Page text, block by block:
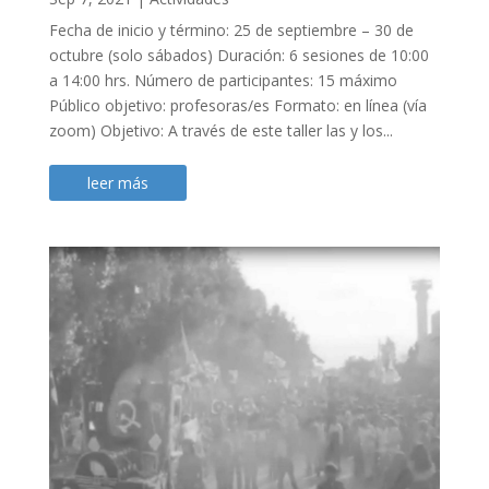
Fecha de inicio y término: 25 de septiembre – 30 de
octubre (solo sábados) Duración: 6 sesiones de 10:00
a 14:00 hrs. Número de participantes: 15 máximo
Público objetivo: profesoras/es Formato: en línea (vía
zoom) Objetivo: A través de este taller las y los...
leer más